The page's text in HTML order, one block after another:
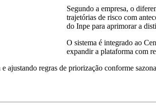
Segundo a empresa, o
trajetórias de risco com
do Inpe para aprimorar a
O sistema é integrado ao
expandir a plataforma com
ajustando regras de priorização conforme